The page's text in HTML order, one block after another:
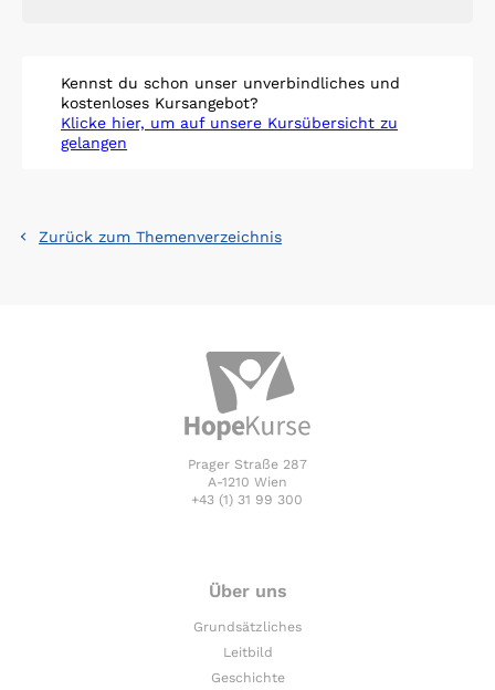
Kennst du schon unser unverbindliches und
kostenloses Kursangebot?
Klicke hier, um auf unsere Kursübersicht zu
gelangen
Zurück zum Themenverzeichnis
Prager Straße 287
A-1210 Wien
+43 (1) 31 99 300
Über uns
Grundsätzliches
Leitbild
Geschichte